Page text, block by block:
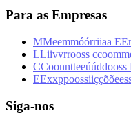
Para as Empresas
MMeemmóórriiaa EE
LLiivvrrooss ccoomm
CCoonntteeúúddooss
EExxppoossiiççõõees
Siga-nos